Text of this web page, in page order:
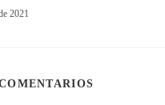
2021